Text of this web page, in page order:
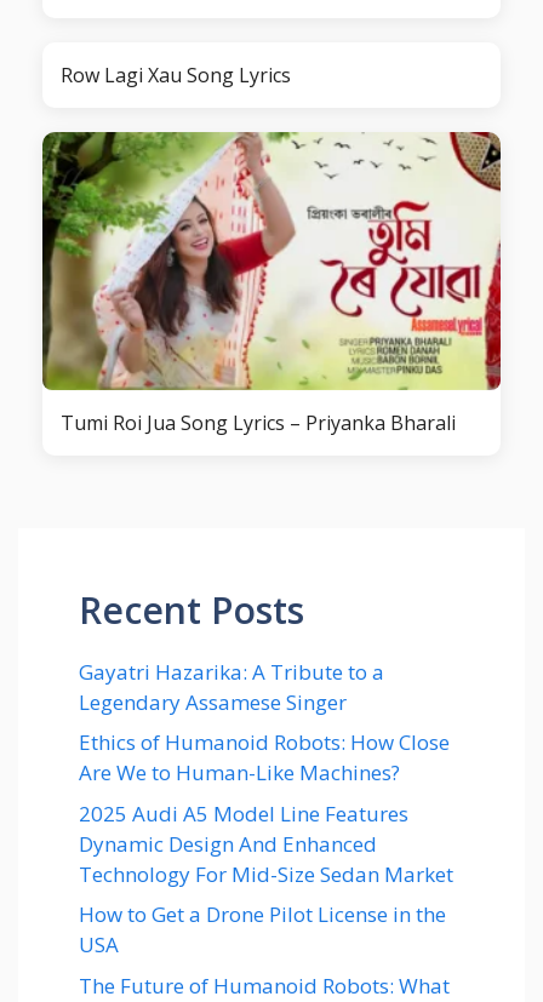
Row Lagi Xau Song Lyrics
Tumi Roi Jua Song Lyrics – Priyanka Bharali
Recent Posts
Gayatri Hazarika: A Tribute to a
Legendary Assamese Singer
Ethics of Humanoid Robots: How Close
Are We to Human-Like Machines?
2025 Audi A5 Model Line Features
Dynamic Design And Enhanced
Technology For Mid-Size Sedan Market
How to Get a Drone Pilot License in the
USA
The Future of Humanoid Robots: What